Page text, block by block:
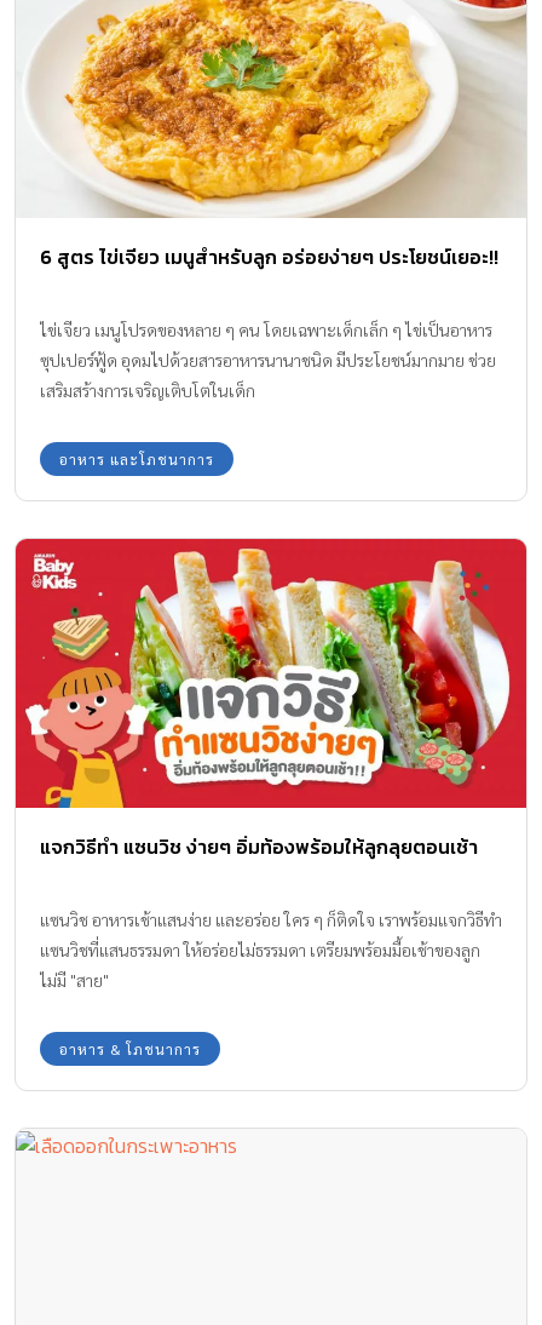
6 สูตร ไข่เจียว เมนูสำหรับลูก อร่อยง่ายๆ ประโยชน์เยอะ!!
ไข่เจียว เมนูโปรดของหลาย ๆ คน โดยเฉพาะเด็กเล็ก ๆ ไข่เป็นอาหาร
ซุปเปอร์ฟู้ด อุดมไปด้วยสารอาหารนานาชนิด มีประโยชน์มากมาย ช่วย
เสริมสร้างการเจริญเติบโตในเด็ก
อาหาร และโภชนาการ
แจกวิธีทำ แซนวิช ง่ายๆ อิ่มท้องพร้อมให้ลูกลุยตอนเช้า
แซนวิช อาหารเช้าแสนง่าย และอร่อย ใคร ๆ ก็ติดใจ เราพร้อมแจกวิธีทำ
แซนวิชที่แสนธรรมดา ให้อร่อยไม่ธรรมดา เตรียมพร้อมมื้อเช้าของลูก
ไม่มี "สาย"
อาหาร & โภชนาการ